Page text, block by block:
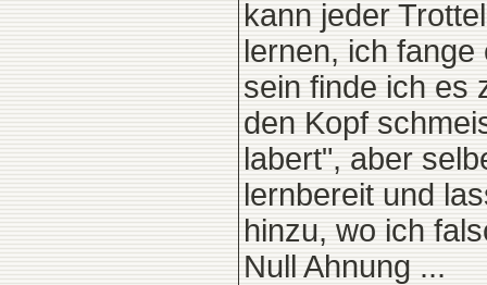
kann jeder
lernen, ich
sein finde ich es
den Kopf
labert", aber
lernbereit und
hinzu, wo ich
Null Ahnung ...